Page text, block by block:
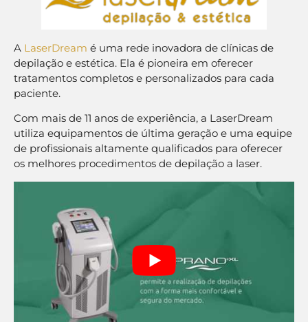
A LaserDream é uma rede inovadora de clínicas de
depilação e estética. Ela é pioneira em oferecer
tratamentos completos e personalizados para cada
paciente.
Com mais de 11 anos de experiência, a LaserDream
utiliza equipamentos de última geração e uma equipe
de profissionais altamente qualificados para oferecer
os melhores procedimentos de depilação a laser.